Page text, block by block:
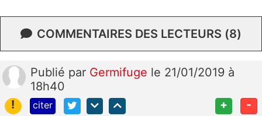
COMMENTAIRES DES LECTEURS (8)
Publié par Germifuge le 21/01/2019 à
18h40
!
citer + -